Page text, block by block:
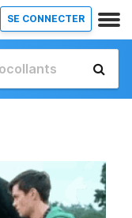
SE CONNECTER